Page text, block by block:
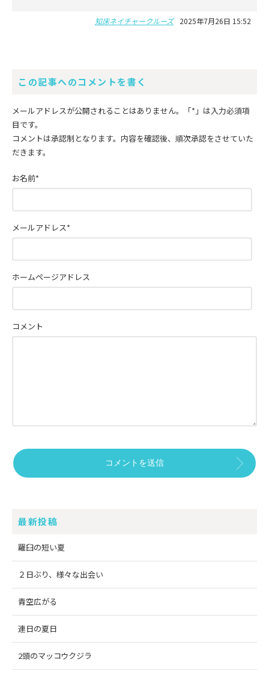
知床ネイチャークルーズ 2025年7月26日 15:52
この記事へのコメントを書く
メールアドレスが公開されることはありません。 「*」 は入力必須項
目です。
コメントは承認制となります。内容を確認後、順次承認をさせていた
だきます。
コメント
お名前*
メールアドレス*
ホームページアドレス
最新投稿
羅臼の短い夏
２日ぶり、様々な出会い
青空広がる
連日の夏日
2頭のマッコウクジラ